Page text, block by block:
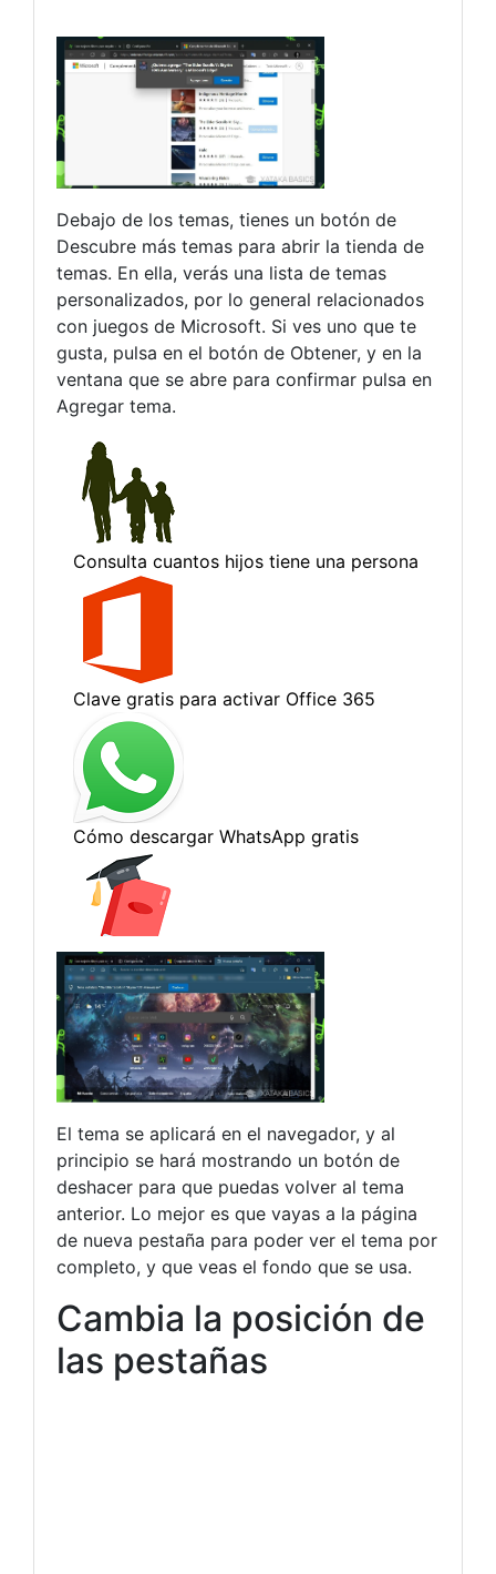
Debajo de los temas, tienes un botón de
Descubre más temas para abrir la tienda de
temas. En ella, verás una lista de temas
personalizados, por lo general relacionados
con juegos de Microsoft. Si ves uno que te
gusta, pulsa en el botón de Obtener, y en la
ventana que se abre para confirmar pulsa en
Agregar tema.
El tema se aplicará en el navegador, y al
principio se hará mostrando un botón de
deshacer para que puedas volver al tema
anterior. Lo mejor es que vayas a la página
de nueva pestaña para poder ver el tema por
completo, y que veas el fondo que se usa.
Cambia la posición de
las pestañas